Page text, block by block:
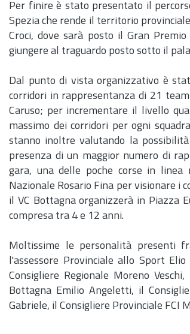
Per finire è stato presentato il
Spezia che rende il territorio
Croci, dove sarà posto il Gran
giungere al traguardo posto sotto il
Dal punto di vista organizzativo è
corridori in rappresentanza di 21
Caruso; per incrementare il livello
massimo dei corridori per ogni
stanno inoltre valutando la
presenza di un maggior numero di
gara, una delle poche corse in linea
Nazionale Rosario Fina per visionare i
il VC Bottagna organizzerà in Piazza
compresa tra 4 e 12 anni.
Moltissime le personalità presenti
l'assessore Provinciale allo Sport
Consigliere Regionale Moreno
Bottagna Emilio Angeletti, il
Gabriele, il Consigliere Provinciale FCI